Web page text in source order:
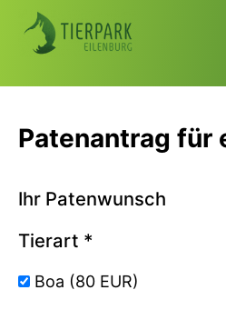
Patenantrag für
Ihr Patenwunsch
Tierart *
Boa (80 EUR)